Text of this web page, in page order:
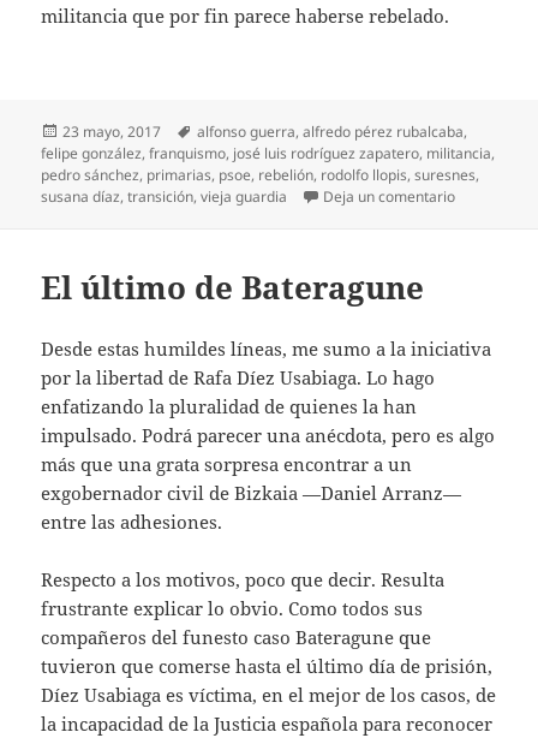
militancia que por fin parece haberse rebelado.
Publicado
el
23 mayo, 2017 Etiquetas
alfonso guerra,alfredo pérez rubalcaba,
felipe gonzález,franquismo, josé luis rodríguez zapatero, militancia,
pedro sánchez, primarias, psoe, rebelión, rodolfo llopis,suresnes,
susana díaz,transición,vieja guardia Deja un comentarioen Adiós a
El último de Bateragune
Desde estas humildes líneas, me sumo a la iniciativa
por la libertad de Rafa Díez Usabiaga. Lo hago
enfatizando la pluralidad de quienes la han
impulsado. Podrá parecer una anécdota, pero es algo
más que una grata sorpresa encontrar a un
exgobernador civil de Bizkaia —Daniel Arranz—
entre las adhesiones.
Respecto a los motivos, poco que decir. Resulta
frustrante explicar lo obvio. Como todos sus
compañeros del funesto caso Bateragune que
tuvieron que comerse hasta el último día de prisión,
Díez Usabiaga es víctima, en el mejor de los casos, de
la incapacidad de la Justicia española para reconocer